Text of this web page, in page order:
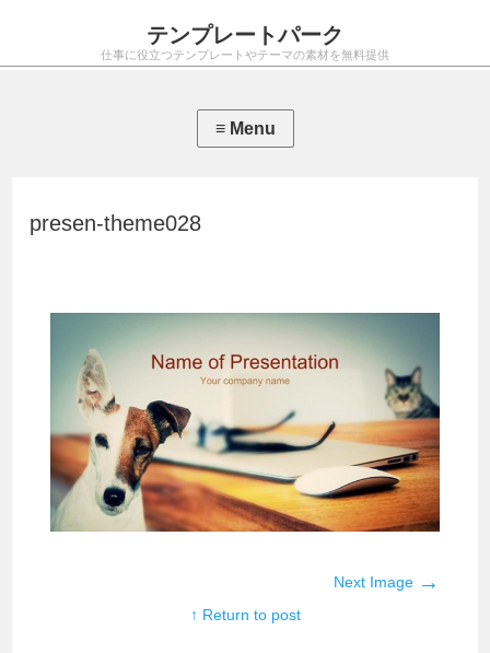
テンプレートパーク
仕事に役立つテンプレートやテーマの素材を無料提供
presen-theme028
Next Image →
↑ Return to post